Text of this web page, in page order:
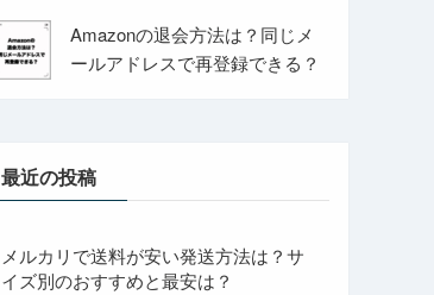
Amazonの退会方法は？同じメ
ールアドレスで再登録できる？
最近の投稿
メルカリで送料が安い発送方法は？サ
イズ別のおすすめと最安は？